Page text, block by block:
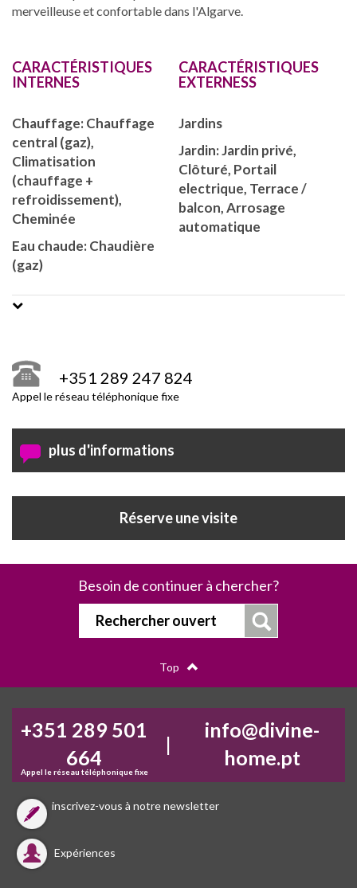
merveilleuse et confortable dans l'Algarve.
CARACTÉRISTIQUES
INTERNES
Chauffage: Chauffage
central (gaz),
Climatisation
(chauffage +
refroidissement),
Cheminée
Eau chaude: Chaudière
(gaz)
CARACTÉRISTIQUES
EXTERNESS
Jardins
Jardin: Jardin privé,
Clôturé, Portail
electrique, Terrace /
balcon, Arrosage
automatique
+351 289 247 824
Appel le réseau téléphonique fixe
plus d'informations
Réserve une visite
Besoin de continuer à chercher?
Rechercher ouvert
Top
+351 289 501
664
Appel le réseau téléphonique fixe
|
info@divine-
home.pt
inscrivez-vous à notre newsletter
Expériences